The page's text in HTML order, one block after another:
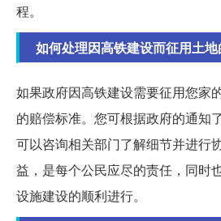
程。
如何处理因高铁建设而征用土
如果政府因高铁建设需要征用您家
的赔偿标准。您可根据政府的通知
可以咨询相关部门了解细节并进行
益，是每个公民应尽的责任，同时
设施建设的顺利进行。